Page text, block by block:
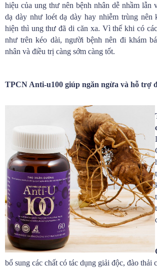
hiệu của ung thư nên bệnh nhân dễ nhầm lẫn
dạ dày như loét dạ dày hay nhiễm trùng nên
hiện thì ung thư đã di căn xa. Vì thế khi có
như trên kéo dài, người bệnh nên đi khám
nhân và điều trị càng sớm càng tốt.
TPCN Anti-u100 giúp ngăn ngừa và hỗ trợ
bổ sung các chất có tác dụng giải độc, đào thải